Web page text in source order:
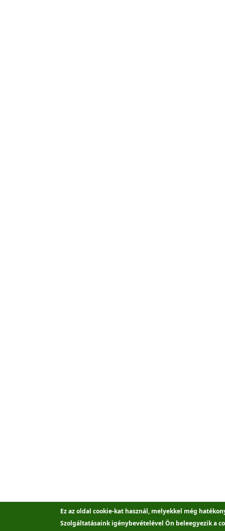
Ez az oldal cookie-kat használ, melyekkel még
Szolgáltatásaink igénybevételével Ön beleegyezik a